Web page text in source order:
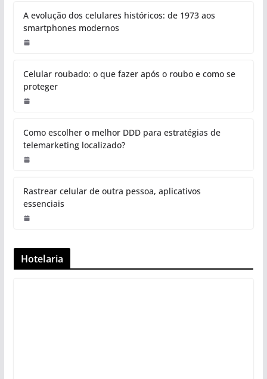
A evolução dos celulares históricos: de 1973 aos
smartphones modernos
Celular roubado: o que fazer após o roubo e como se
proteger
Como escolher o melhor DDD para estratégias de
telemarketing localizado?
Rastrear celular de outra pessoa, aplicativos
essenciais
Hotelaria